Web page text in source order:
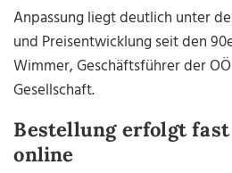
Anpassung liegt deutlich unter
und Preisentwicklung seit den
Wimmer, Geschäftsführer der
Gesellschaft.
Bestellung erfolgt
online